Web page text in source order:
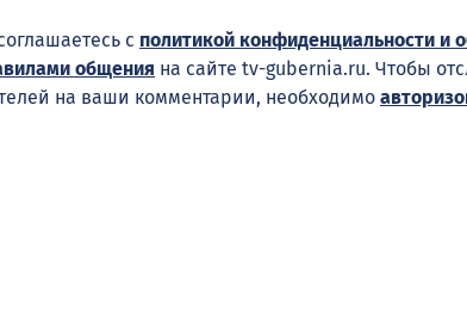
с политикой конфиденциальности и
общения на сайте tv-gubernia.ru. Чтобы
на ваши комментарии, необходимо